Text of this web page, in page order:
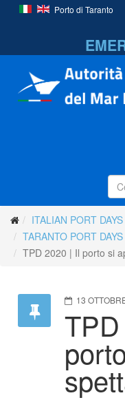
Porto di Taranto
ITALIAN PORT
TARANTO PORT
TPD 2020 | Il porto si
13